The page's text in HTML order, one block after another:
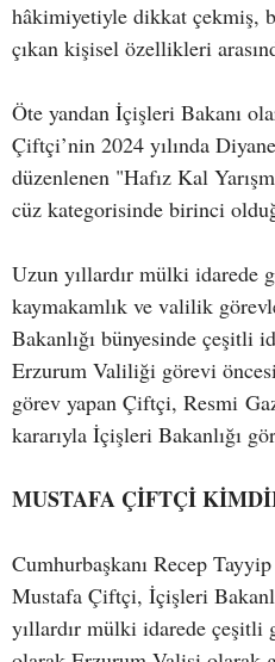
hâkimiyetiyle dikkat çekmiş,
çıkan kişisel özellikleri
Öte yandan İçişleri Bakanı
Çiftçi’nin 2024 yılında
düzenlenen "Hafız Kal
cüz kategorisinde birinci
Uzun yıllardır mülki idarede
kaymakamlık ve valilik
Bakanlığı bünyesinde çeşitli
Erzurum Valiliği görevi
görev yapan Çiftçi, Resmi
kararıyla İçişleri Bakanlığı
MUSTAFA ÇİFTÇİ
Cumhurbaşkanı Recep
Mustafa Çiftçi, İçişleri
yıllardır mülki idarede